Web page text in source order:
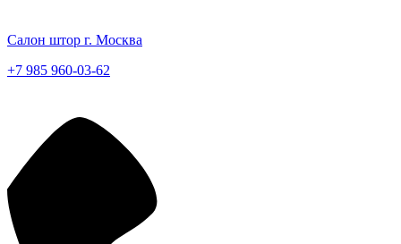
Салон штор г. Москва
+7 985 960-03-62